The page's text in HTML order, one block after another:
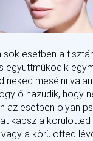
sok esetben a
együttműködik
neked mesélni
ő hazudik, hogy
az esetben olyan
kapsz a körülötted
a körülötted